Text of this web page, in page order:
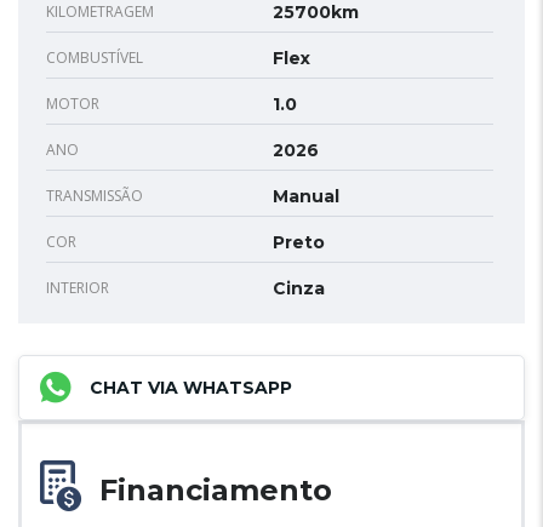
KILOMETRAGEM 25700km
COMBUSTÍVEL Flex
MOTOR 1.0
ANO 2026
TRANSMISSÃO Manual
COR Preto
INTERIOR Cinza
CHAT VIA WHATSAPP
Financiamento